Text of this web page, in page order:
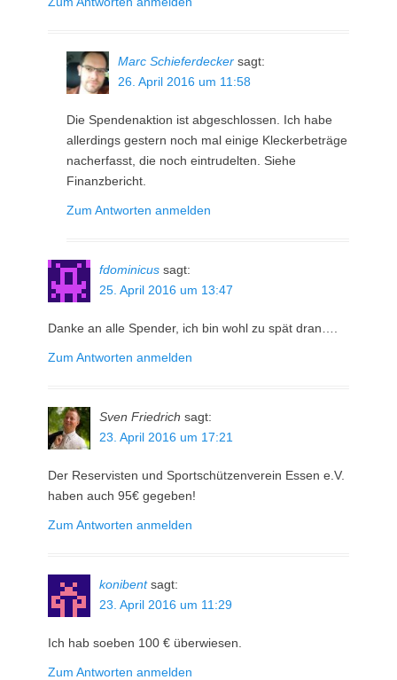
Marc Schieferdecker sagt:
26. April 2016 um 11:58
Die Spendenaktion ist abgeschlossen. Ich habe
allerdings gestern noch mal einige Kleckerbeträge
nacherfasst, die noch eintrudelten. Siehe
Finanzbericht.
Zum Antworten anmelden
fdominicus sagt:
25. April 2016 um 13:47
Danke an alle Spender, ich bin wohl zu spät dran….
Zum Antworten anmelden
Sven Friedrich sagt:
23. April 2016 um 17:21
Der Reservisten und Sportschützenverein Essen e.V.
haben auch 95€ gegeben!
Zum Antworten anmelden
konibent sagt:
23. April 2016 um 11:29
Ich hab soeben 100 € überwiesen.
Zum Antworten anmelden